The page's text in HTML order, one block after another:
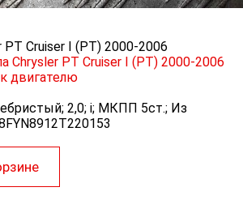
PT Cruiser I (PT) 2000-2006
Chrysler PT Cruiser I (PT) 2000-2006
двигателю
2,0; i; МКПП 5ст.; Из